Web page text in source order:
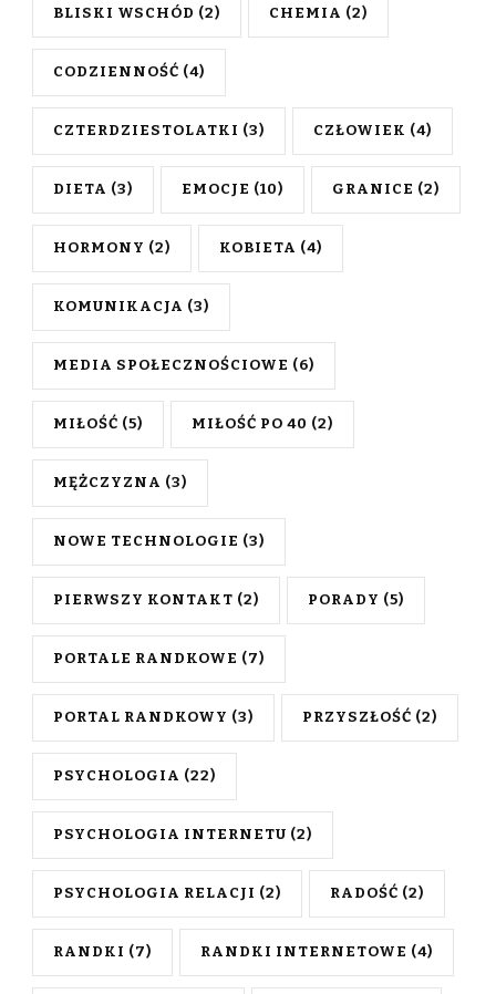
BLISKI WSCHÓD (2) CHEMIA (2)
CODZIENNOŚĆ (4)
CZTERDZIESTOLATKI (3) CZŁOWIEK (4)
DIETA (3) EMOCJE (10) GRANICE (2)
HORMONY (2) KOBIETA (4)
KOMUNIKACJA (3)
MEDIA SPOŁECZNOŚCIOWE (6)
MIŁOŚĆ (5) MIŁOŚĆ PO 40 (2)
MĘŻCZYZNA (3)
NOWE TECHNOLOGIE (3)
PIERWSZY KONTAKT (2) PORADY (5)
PORTALE RANDKOWE (7)
PORTAL RANDKOWY (3) PRZYSZŁOŚĆ (2)
PSYCHOLOGIA (22)
PSYCHOLOGIA INTERNETU (2)
PSYCHOLOGIA RELACJI (2) RADOŚĆ (2)
RANDKI (7) RANDKI INTERNETOWE (4)